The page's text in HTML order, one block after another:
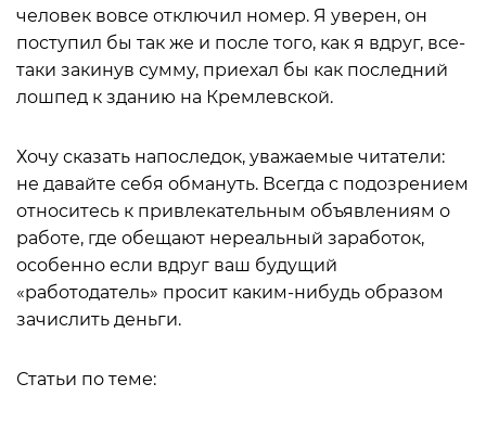
человек вовсе отключил номер. Я уверен, он
поступил бы так же и после того, как я вдруг, все-
таки закинув сумму, приехал бы как последний
лошпед к зданию на Кремлевской.
Хочу сказать напоследок, уважаемые читатели:
не давайте себя обмануть. Всегда с подозрением
относитесь к привлекательным объявлениям о
работе, где обещают нереальный заработок,
особенно если вдруг ваш будущий
«работодатель» просит каким-нибудь образом
зачислить деньги.
Статьи по теме: